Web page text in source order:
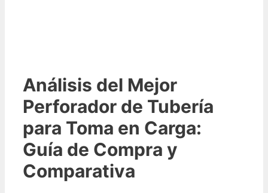
Análisis del Mejor
Perforador de Tubería
para Toma en Carga:
Guía de Compra y
Comparativa